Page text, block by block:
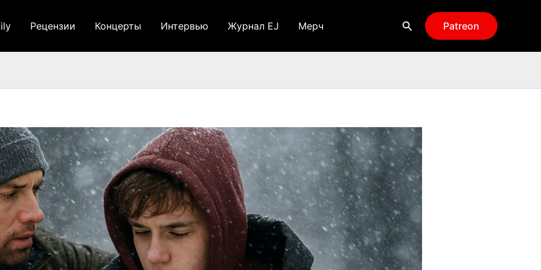
Рецензии Концерты Интервью Журнал EJ Мерч Поиск Patreon